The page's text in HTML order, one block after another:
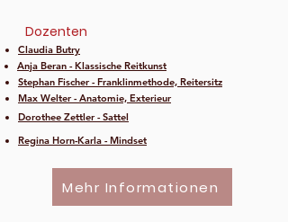
Regina Horn-Karla - Mindset
Mehr Informationen
Dorothee Zettler - Sattel
Max Welter - Anatomie, Exterieur
Stephan Fischer - Franklinmethode, Reitersitz
Anja Beran - Klassische Reitkunst
Dozenten
Claudia Butry